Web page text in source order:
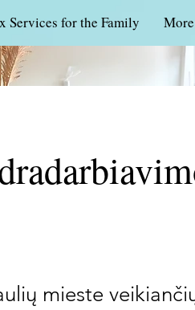
Services for the Family More
mieste